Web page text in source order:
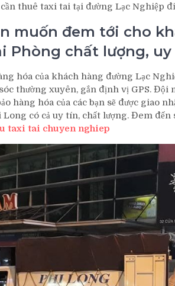
thuê taxi tai tại đường Lạc Nghiệp
muốn đem tới cho
Phòng chất lượng,
hóa của khách hàng đường Lạc
thường xuyên, gắn định vị GPS.
hàng hóa của các bạn sẽ được giao
Long có cả uy tín, chất lượng. Đem
taxi tai chuyen nghiep